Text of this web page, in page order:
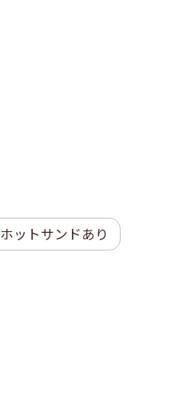
ホットサンドあり